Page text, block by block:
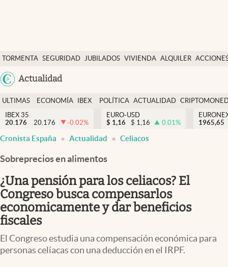
TORMENTA SEGURIDAD JUBILADOS VIVIENDA ALQUILER
USA
Actualidad
Economía y finanzas
Política
Actualidad
Criptomonedas
España
ULTIMAS
NOTICIAS
ECONOMÍA
FINANZAS
IBEX
EURO
POLÍTICA ACTUALIDAD
IBEX 35
20.176
20.176 -0.02%
EURO-USD
$ 1,16 $ 1,16 0.01%
1965,65
Cronista España Actualidad Celiacos
Sobreprecios en alimentos
¿Una pensión para los celiacos? El
Congreso busca compensarlos
economicamente y dar beneficios
fiscales
El Congreso estudia una compensación económica para
personas celíacas con una deducción en el IRPF.